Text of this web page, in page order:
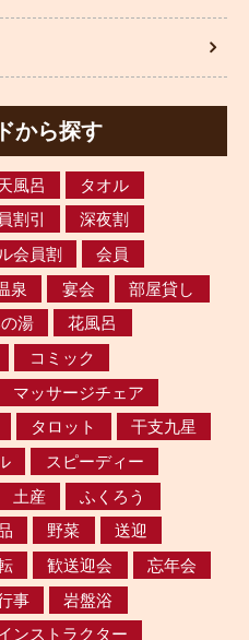
から探す
風呂
タオル
割引
深夜割
会員割
会員
泉 宴会
部屋貸し
湯
花風呂
コミック
マッサージチェア
タロット
干支九星
スピーディー
土産
ふくろう
野菜
送迎
歓送迎会
忘年会
事
岩盤浴
ンストラクター